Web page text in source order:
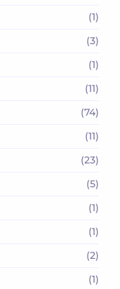
(1)
(3)
(1)
(11)
(74)
(11)
(23)
(5)
(1)
(1)
(2)
(1)